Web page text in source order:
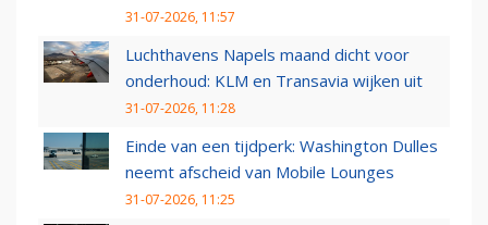
31-07-2026, 11:57
Luchthavens Napels maand dicht voor
onderhoud: KLM en Transavia wijken uit
31-07-2026, 11:28
Einde van een tijdperk: Washington Dulles
neemt afscheid van Mobile Lounges
31-07-2026, 11:25